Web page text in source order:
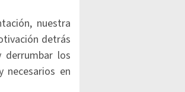
nuestra
detrás
los
necesarios en